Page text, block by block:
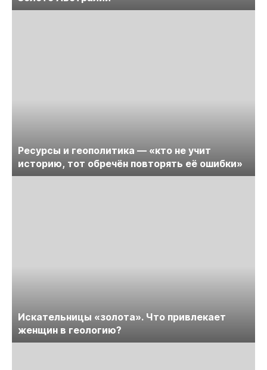
Ресурсы и геополитика — «кто не учит
историю, тот обречён повторять её ошибки»
Искательницы «золота». Что привлекает
женщин в геологию?